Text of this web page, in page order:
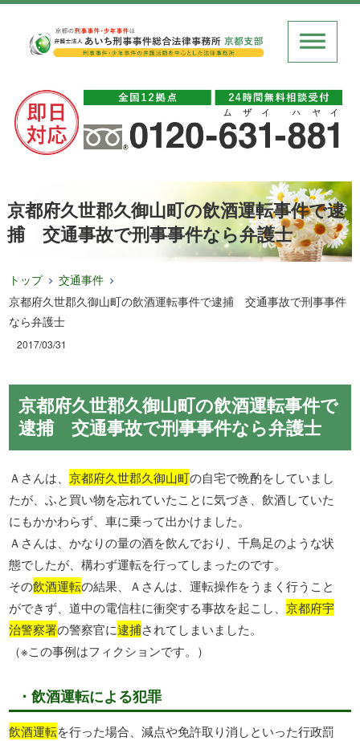
京都府久世郡久御山町の飲酒運転事件で逮
捕 交通事故で刑事事件なら弁護士
トップ
交通事件
京都府久世郡久御山町の飲酒運転事件で逮捕 交通事故で刑事事件
なら弁護士
2017/03/31
京都府久世郡久御山町の飲酒運転事件で
逮捕 交通事故で刑事事件なら弁護士
Ａさんは、京都府久世郡久御山町の自宅で晩酌をしていまし
たが、ふと買い物を忘れていたことに気づき、飲酒していた
にもかかわらず、車に乗って出かけました。
Ａさんは、かなりの量の酒を飲んでおり、千鳥足のような状
態でしたが、構わず運転を行ってしまったのです。
その飲酒運転の結果、Ａさんは、運転操作をうまく行うこと
ができず、道中の電信柱に衝突する事故を起こし、京都府宇
治警察署の警察官に逮捕されてしまいました。
（※この事例はフィクションです。）
・飲酒運転による犯罪
飲酒運転を行った場合、減点や免許取り消しといった行政罰